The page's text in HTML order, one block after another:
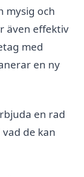
mysig och
även effektiv
med
en ny
en rad
de kan